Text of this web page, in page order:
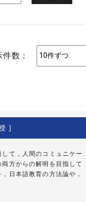
数：
]
て，人間のコミュニケー
方からの解明を目指して
日本語教育の方法論や，